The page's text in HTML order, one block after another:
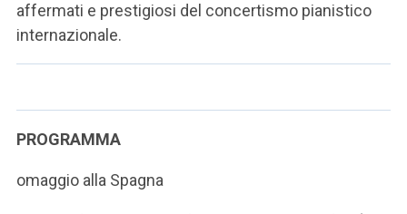
affermati e prestigiosi del concertismo pianistico
internazionale.
PROGRAMMA
omaggio alla Spagna